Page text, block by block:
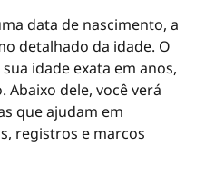
data de nascimento, a
detalhado da idade. O
idade exata em anos,
Abaixo dele, você verá
que ajudam em
registros e marcos